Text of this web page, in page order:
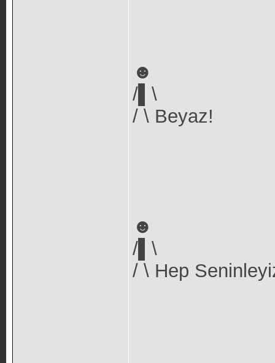
☻
/▌\
/ \ Beyaz!
☻
/▌\
/ \ Hep